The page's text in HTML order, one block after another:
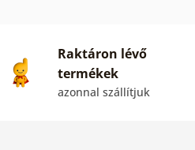
Raktáron lévő
termékek
azonnal szállítjuk